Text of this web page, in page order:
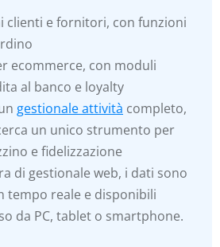
clienti e fornitori, con funzioni
ecommerce, con moduli
al banco e loyalty
gestionale attività completo,
un unico strumento per
e fidelizzazione
di gestionale web, i dati sono
tempo reale e disponibili
da PC, tablet o smartphone.